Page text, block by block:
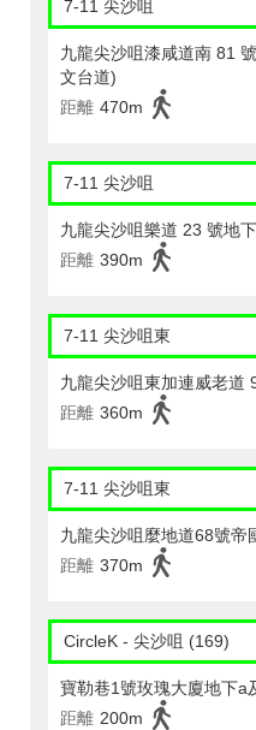
7-11 尖沙咀
九龍尖沙咀漆咸道南 81
文台道)
距離 470m
7-11 尖沙咀
九龍尖沙咀樂道 23 號地
距離 390m
7-11 尖沙咀東
九龍尖沙咀東加連威老道
距離 360m
7-11 尖沙咀東
九龍尖沙咀麼地道68號帝
距離 370m
CircleK - 尖沙咀 (169)
寶勒巷1號玫瑰大廈地下a
距離 200m